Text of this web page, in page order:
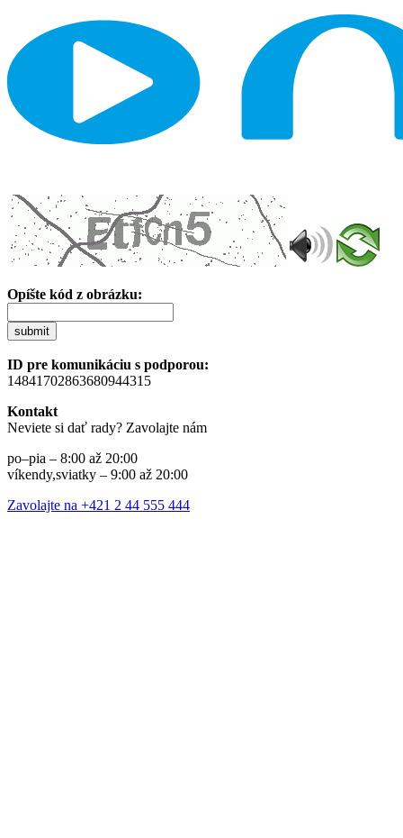
Opíšte kód z obrázku:
submit
ID pre komunikáciu s podporou:
14841702863680944315
Kontakt
Neviete si dať rady? Zavolajte nám
po–pia – 8:00 až 20:00
víkendy,sviatky – 9:00 až 20:00
Zavolajte na +421 2 44 555 444